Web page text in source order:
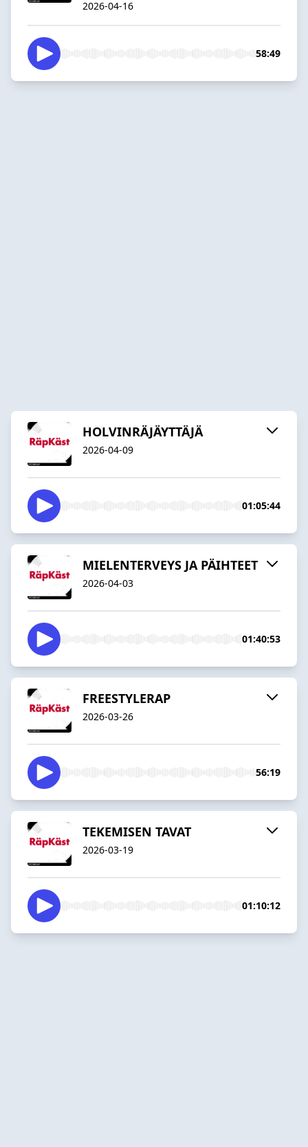
2026-04-16
58:49
HOLVINRÄJÄYTTÄJÄ
2026-04-09
01:05:44
MIELENTERVEYS JA PÄIHTEET
2026-04-03
01:40:53
FREESTYLERAP
2026-03-26
56:19
TEKEMISEN TAVAT
2026-03-19
01:10:12